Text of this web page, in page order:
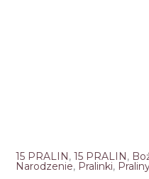
15 PRALIN, 15 PRALIN,
Narodzenie, Pralinki,